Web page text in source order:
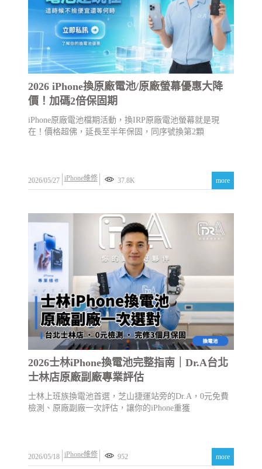
2026 iPhone換原廠電池/原廠螢幕優惠大降
價！加碼2倍保固期
iPhone原廠電池檔期活動，換IRP原廠電池螢幕就是現
在！價格超佛，延長至半年保固，同序號換第2顆
2026/05/27 iPhone維修 37.8K more
2026士林iPhone換電池完整指南｜Dr.A台北
士林店原廠副廠專業評估
士林上班族換電池首選，芝山捷運站旁的Dr.A，0元免費
檢測、原廠副廠一次評估，讓你的iPhone重獲
2026/05/18 iPhone維修 952 more